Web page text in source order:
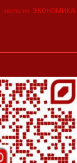
экология экономика